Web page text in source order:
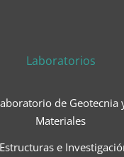
Laboratorios
de Geotecnia
Materiales
e